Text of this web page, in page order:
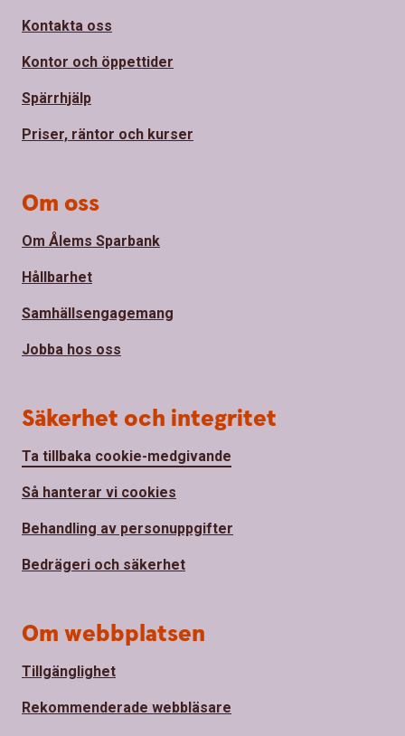
Kontakta oss
Kontor och öppettider
Spärrhjälp
Priser, räntor och kurser
Om oss
Om Ålems Sparbank
Hållbarhet
Samhällsengagemang
Jobba hos oss
Säkerhet och integritet
Ta tillbaka cookie-medgivande
Så hanterar vi cookies
Behandling av personuppgifter
Bedrägeri och säkerhet
Om webbplatsen
Tillgänglighet
Rekommenderade webbläsare